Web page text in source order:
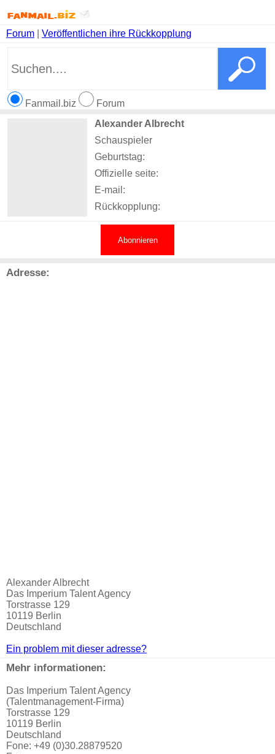
Forum Veröffentlichen ihre Rückkopplung
Fanmail.biz
Forum
Alexander Albrecht
Schauspieler
Geburtstag:
Offizielle seite:
E-mail:
Rückkopplung:
Abonnieren
Adresse:
Alexander Albrecht
Das Imperium Talent Agency
Torstrasse 129
10119 Berlin
Deutschland
Ein problem mit dieser adresse?
Mehr informationen:
Das Imperium Talent Agency
(Talentmanagement-Firma)
Torstrasse 129
10119 Berlin
Deutschland
Fone: +49 (0)30.28879520